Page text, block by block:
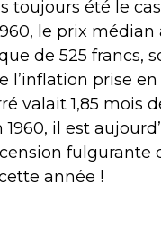
toujours été le
le prix
de 525 francs,
l’inflation prise
valait 1,85 mois
il est
fulgurante
année !